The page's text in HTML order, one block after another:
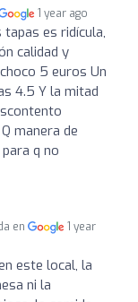
1 year ago
tapas es ridícula,
calidad y
5 euros Un
4.5 Y la mitad
manera de
q no
en
1 year
este local, la
ni la